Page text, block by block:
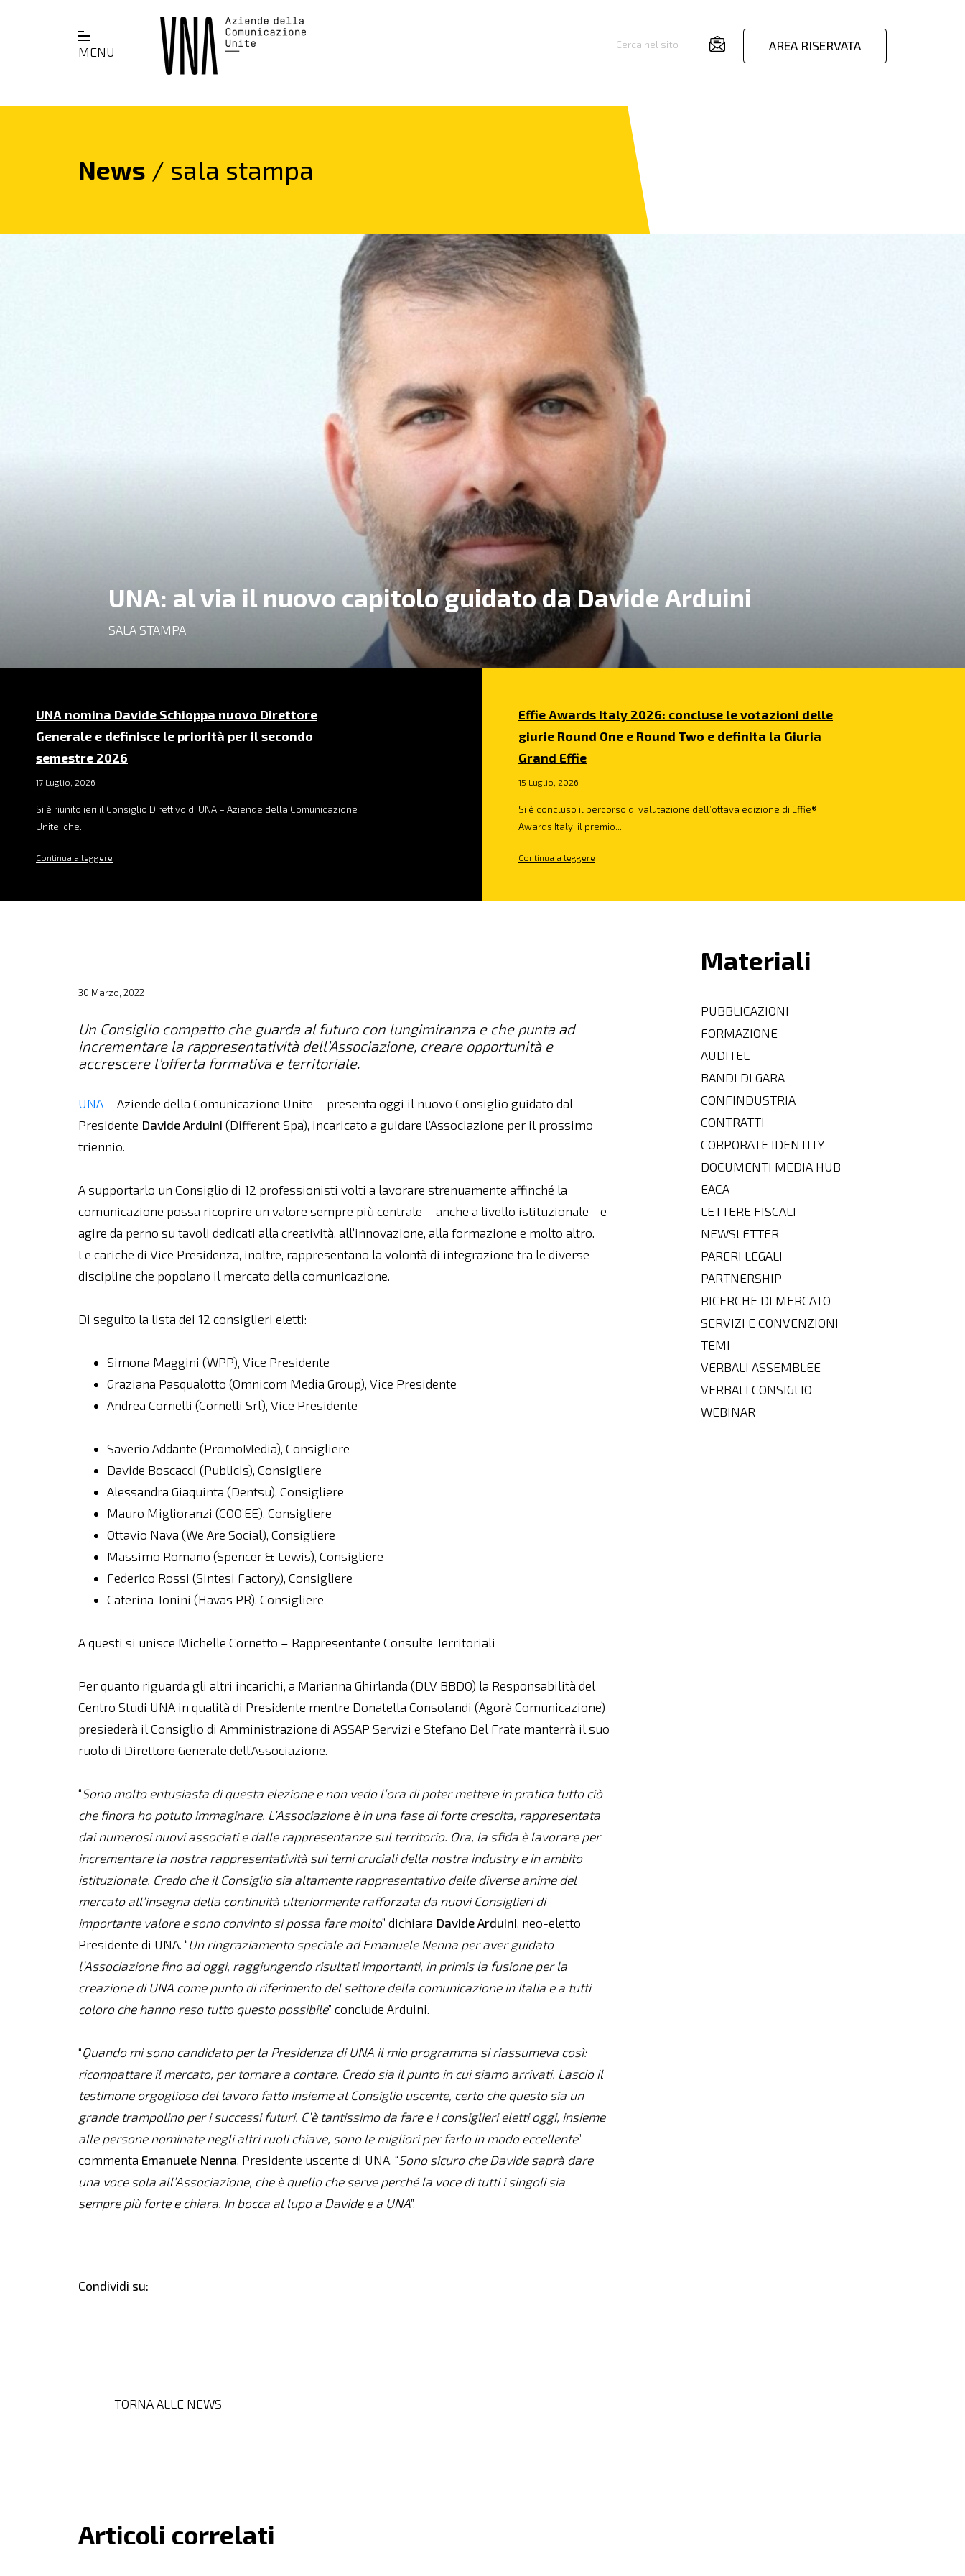
MENU
Cerca nel sito AREA RISERVATA
News / sala stampa
UNA: al via il nuovo capitolo guidato da Davide Arduini
SALA STAMPA
UNA nomina Davide Schioppa nuovo Direttore
Generale e definisce le priorità per il secondo
semestre 2026
17 Luglio, 2026
Si è riunito ieri il Consiglio Direttivo di UNA – Aziende della Comunicazione
Unite, che...
Continua a leggere
Effie Awards Italy 2026: concluse le votazioni delle
giurie Round One e Round Two e definita la Giuria
Grand Effie
15 Luglio, 2026
Si è concluso il percorso di valutazione dell’ottava edizione di Effie®
Awards Italy, il premio...
Continua a leggere
30 Marzo, 2022
Un Consiglio compatto che guarda al futuro con lungimiranza e che punta ad
incrementare la rappresentatività dell’Associazione, creare opportunità e
accrescere l’offerta formativa e territoriale.
UNA – Aziende della Comunicazione Unite – presenta oggi il nuovo Consiglio guidato dal
Presidente Davide Arduini(Different Spa), incaricato a guidare l’Associazione per il prossimo
triennio.
A supportarlo un Consiglio di 12 professionisti volti a lavorare strenuamente affinché la
comunicazione possa ricoprire un valore sempre più centrale – anche a livello istituzionale - e
agire da perno su tavoli dedicati alla creatività, all’innovazione, alla formazione e molto altro.
Le cariche di Vice Presidenza, inoltre, rappresentano la volontà di integrazione tra le diverse
discipline che popolano il mercato della comunicazione.
Di seguito la lista dei 12 consiglieri eletti:
Simona Maggini (WPP), Vice Presidente
Graziana Pasqualotto (Omnicom Media Group), Vice Presidente
Andrea Cornelli (Cornelli Srl), Vice Presidente
Saverio Addante (PromoMedia), Consigliere
Davide Boscacci (Publicis), Consigliere
Alessandra Giaquinta (Dentsu), Consigliere
Mauro Miglioranzi (COO’EE), Consigliere
Ottavio Nava (We Are Social), Consigliere
Massimo Romano (Spencer & Lewis), Consigliere
Federico Rossi (Sintesi Factory), Consigliere
Caterina Tonini (Havas PR), Consigliere
A questi si unisce Michelle Cornetto – Rappresentante Consulte Territoriali
Per quanto riguarda gli altri incarichi, a Marianna Ghirlanda (DLV BBDO) la Responsabilità del
Centro Studi UNA in qualità di Presidente mentre Donatella Consolandi (Agorà Comunicazione)
presiederà il Consiglio di Amministrazione di ASSAP Servizi e Stefano Del Frate manterrà il suo
ruolo di Direttore Generale dell’Associazione.
“Sono molto entusiasta di questa elezione e non vedo l’ora di poter mettere in pratica tutto ciò
che finora ho potuto immaginare. L’Associazione è in una fase di forte crescita, rappresentata
dai numerosi nuovi associati e dalle rappresentanze sul territorio. Ora, la sfida è lavorare per
incrementare la nostra rappresentatività sui temi cruciali della nostra industry e in ambito
istituzionale. Credo che il Consiglio sia altamente rappresentativo delle diverse anime del
mercato all’insegna della continuità ulteriormente rafforzata da nuovi Consiglieri di
importante valore e sono convinto si possa fare molto” dichiara Davide Arduini, neo-eletto
Presidente di UNA. “Un ringraziamento speciale ad Emanuele Nenna per aver guidato
l’Associazione fino ad oggi, raggiungendo risultati importanti, in primis la fusione per la
creazione di UNA come punto di riferimento del settore della comunicazione in Italia e a tutti
coloro che hanno reso tutto questo possibile” conclude Arduini.
“Quando mi sono candidato per la Presidenza di UNA il mio programma si riassumeva così:
ricompattare il mercato, per tornare a contare. Credo sia il punto in cui siamo arrivati. Lascio il
testimone orgoglioso del lavoro fatto insieme al Consiglio uscente, certo che questo sia un
grande trampolino per i successi futuri. C’è tantissimo da fare e i consiglieri eletti oggi, insieme
alle persone nominate negli altri ruoli chiave, sono le migliori per farlo in modo eccellente”
commenta Emanuele Nenna, Presidente uscente di UNA. “Sono sicuro che Davide saprà dare
una voce sola all’Associazione, che è quello che serve perché la voce di tutti i singoli sia
sempre più forte e chiara. In bocca al lupo a Davide e a UNA”.
Condividi su:
TORNA ALLE NEWS
Materiali
PUBBLICAZIONI
FORMAZIONE
AUDITEL
BANDI DI GARA
CONFINDUSTRIA
CONTRATTI
CORPORATE IDENTITY
DOCUMENTI MEDIA HUB
EACA
LETTERE FISCALI
NEWSLETTER
PARERI LEGALI
PARTNERSHIP
RICERCHE DI MERCATO
SERVIZI E CONVENZIONI
TEMI
VERBALI ASSEMBLEE
VERBALI CONSIGLIO
WEBINAR
Articoli correlati